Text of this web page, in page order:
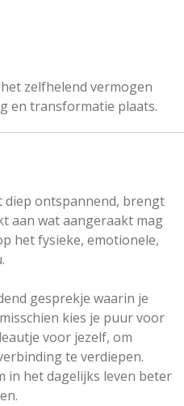
zelfhelend vermogen
en transformatie plaats.
diep ontspannend, brengt
aan wat aangeraakt mag
het fysieke, emotionele,
gesprekje waarin je
kies je puur voor
voor jezelf, om
te verdiepen.
in het dagelijks leven beter